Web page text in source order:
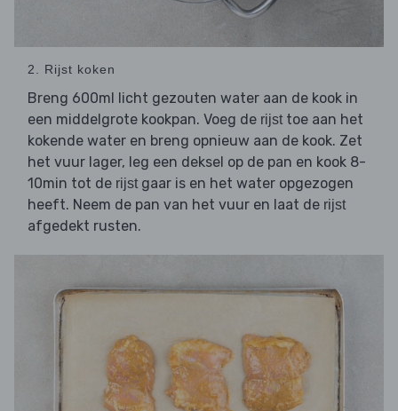
2. Rijst koken
Breng 600ml licht gezouten water aan de kook in
een middelgrote kookpan. Voeg de rijsttoe aan het
kokende water en breng opnieuw aan de kook. Zet
het vuur lager, leg een deksel op de pan en kook 8-
10min tot de rijstgaar is en het water opgezogen
heeft. Neem de pan van het vuur en laat de rijst
afgedekt rusten.